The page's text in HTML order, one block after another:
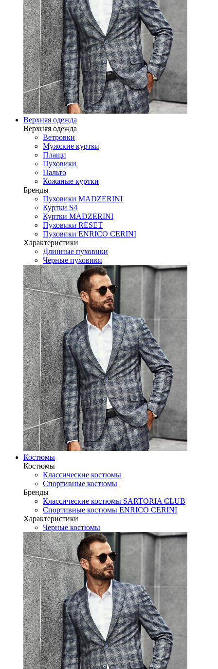
Верхняя одежда
Верхняя одежда
Ветровки
Мужские куртки
Плащи
Пуховики
Пальто
Кожаные куртки
Бренды
Пуховики MADZERINI
Куртки S4
Куртки MADZERINI
Пуховики RESET
Пуховики ENRICO CERINI
Характеристики
Длинные пуховики
Черные пуховики
Костюмы
Костюмы
Классические костюмы
Спортивные костюмы
Бренды
Классические костюмы SARTORIA CLUB
Спортивные костюмы ENRICO CERINI
Характеристики
Черные костюмы